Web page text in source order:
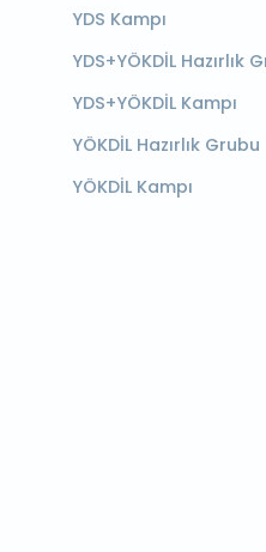
YDS Kampı
YDS+YÖKDİL Hazırlık
YDS+YÖKDİL Kampı
YÖKDİL Hazırlık Grubu
YÖKDİL Kampı